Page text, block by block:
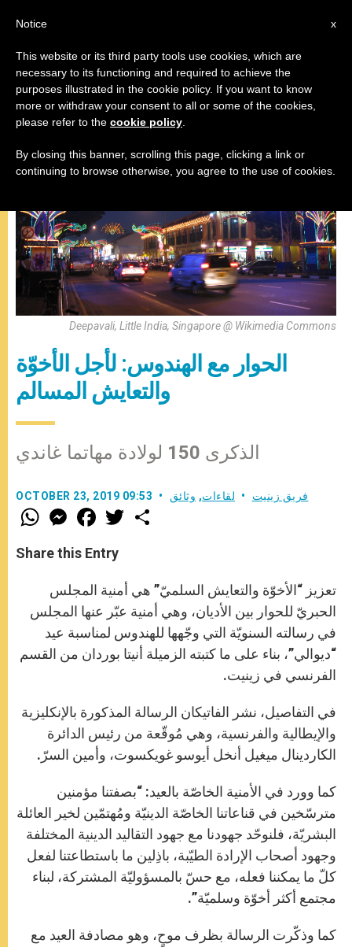
لقاءات,وثائق
Deepavali, Little India, Singapore @ Wikimedia Commons
الحوار مع الهندوس: لأجل الأخوّة
والتعايش المسالم
الذكرى 150 لولادة مهاتما غاندي
OCTOBER 23, 2019 09:53 فريق زينيت لقاءات, وثائق
W
h
t
s
M
e
s
e
g
e
r
F
a
e
b
o
k
w
Share this Entry
تعزيز “الأخوّة والتعايش السلميّ” هي أمنية المجلس
الحبريّ للحوار بين الأديان، وهي أمنية عبّر عنها المجلس
في رسالته السنويّة التي وجّهها للهندوس لمناسبة عيد
“ديوالي”، بناء على ما كتبته الزميلة أنيتا بوردان من القسم
الفرنسي في زينيت.
في التفاصيل، نشر الفاتيكان الرسالة المذكورة بالإنكليزية
والإيطالية والفرنسية، وهي مُوقّعة من رئيس الدائرة
الكاردينال ميغيل أنخل أيوسو غويكسوت، وأمين السرّ.
كما وورد في الأمنية الخاصّة بالعيد: “بصفتنا مؤمنين
مترسّخين في قناعاتنا الخاصّة الدينيّة ومُهتمّين لخير العائلة
البشريّة، فلنوحّد جهودنا مع جهود التقاليد الدينية المختلفة
وجهود أصحاب الإرادة الطيّبة، باذِلين ما باستطاعتنا لفعل
كلّ ما يمكننا فعله، مع حسّ بالمسؤوليّة المشتركة، لبناء
مجتمع أكثر أخوّة وسلميّة”.
كما وذكّرت الرسالة بظرف موحٍ، وهو مصادفة العيد مع
x
Notice
This website or its third party tools use cookies, which are
necessary to its functioning and required to achieve the
purposes illustrated in the cookie policy. If you want to know
more or withdraw your consent to all or some of the cookies,
please refer to the cookie policy
By closing this banner, scrolling this page, clicking a link or
continuing to browse otherwise, you agree to the use of cookies.